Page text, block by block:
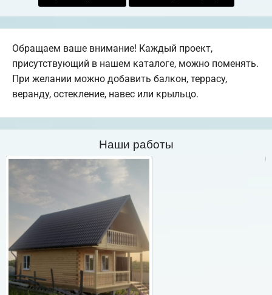
Обращаем ваше внимание! Каждый проект,
присутствующий в нашем каталоге, можно поменять.
При желании можно добавить балкон, террасу,
веранду, остекление, навес или крыльцо.
Наши работы